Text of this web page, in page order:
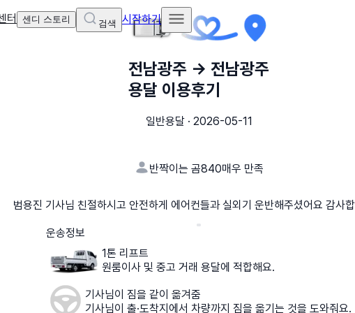
터 센디 스토리 검색 시작하기
전남광주 → 전남광주
용달 이용후기
일반용달· 2026-05-11
반짝이는 곰840매우 만족
범용진 기사님 친절하시고 안전하게 에어컨들과 실외기 운반해주셨어요 감사
운송정보
1톤 리프트
원룸이사 및 중고 거래 용달에 적합해요.
기사님이 짐을 같이 옮겨줌
기사님이 출·도착지에서 차량까지 짐을 옮기는 것을 도와줘요.